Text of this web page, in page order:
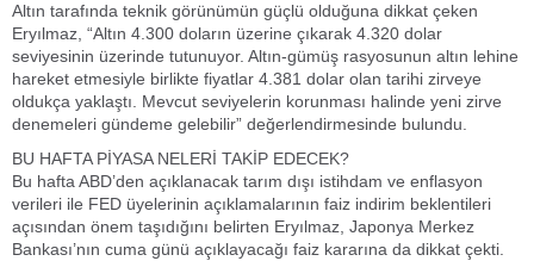
Altın tarafında teknik görünümün güçlü olduğuna dikkat çeken
Eryılmaz, “Altın 4.300 doların üzerine çıkarak 4.320 dolar
seviyesinin üzerinde tutunuyor. Altın-gümüş rasyosunun altın lehine
hareket etmesiyle birlikte fiyatlar 4.381 dolar olan tarihi zirveye
oldukça yaklaştı. Mevcut seviyelerin korunması halinde yeni zirve
denemeleri gündeme gelebilir” değerlendirmesinde bulundu.
BU HAFTA PİYASA NELERİ TAKİP EDECEK?
Bu hafta ABD’den açıklanacak tarım dışı istihdam ve enflasyon
verileri ile FED üyelerinin açıklamalarının faiz indirim beklentileri
açısından önem taşıdığını belirten Eryılmaz, Japonya Merkez
Bankası’nın cuma günü açıklayacağı faiz kararına da dikkat çekti.